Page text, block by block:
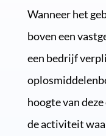
Wanneer het
boven een
een bedrijf
hoogte van
de activiteit